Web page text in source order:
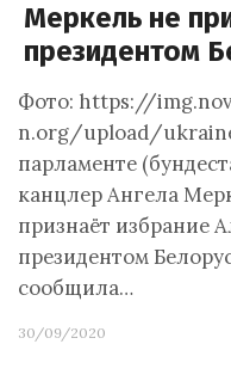
Меркель не
президентом
Фото: https://
n.org/upload/
парламенте
канцлер Ангела
признаёт избрание
президентом
сообщила…
30/09/2020